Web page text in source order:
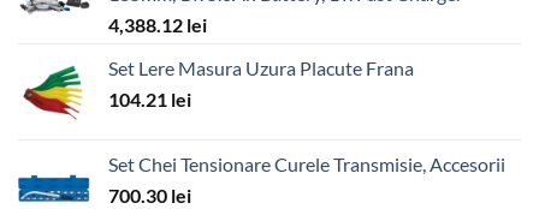
4,388.12 lei
Set Lere Masura Uzura Placute Frana
104.21 lei
Set Chei Tensionare Curele Transmisie, Accesorii
700.30 lei